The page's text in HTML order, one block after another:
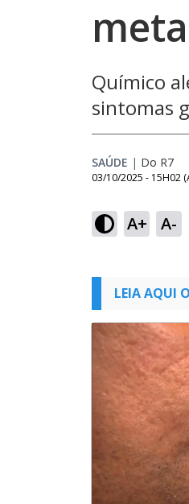
Químico
sintomas
SAÚDE | Do R7
03/10/2025 - 15H02
A+ A-
LEIA AQUI